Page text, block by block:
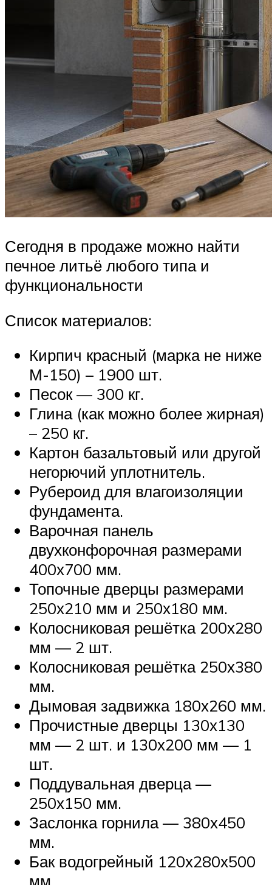
Сегодня в продаже можно найти
печное литьё любого типа и
функциональности
Список материалов:
Кирпич красный (марка не ниже
М-150) – 1900 шт.
Песок — 300 кг.
Глина (как можно более жирная)
– 250 кг.
Картон базальтовый или другой
негорючий уплотнитель.
Рубероид для влагоизоляции
фундамента.
Варочная панель
двухконфорочная размерами
400х700 мм.
Топочные дверцы размерами
250х210 мм и 250х180 мм.
Колосниковая решётка 200х280
мм — 2 шт.
Колосниковая решётка 250х380
мм.
Дымовая задвижка 180х260 мм.
Прочистные дверцы 130х130
мм — 2 шт. и 130х200 мм — 1
шт.
Поддувальная дверца —
250х150 мм.
Заслонка горнила — 380х450
мм.
Бак водогрейный 120х280х500
мм.